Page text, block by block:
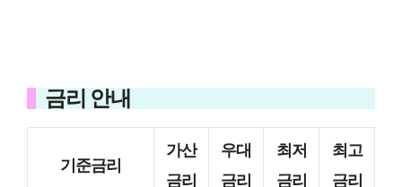
금리 안내
기준금리
가산
금리
우대
금리
최저
금리
최고
금리